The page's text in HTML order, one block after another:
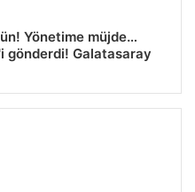
Yönetime müjde…
gönderdi! Galatasaray